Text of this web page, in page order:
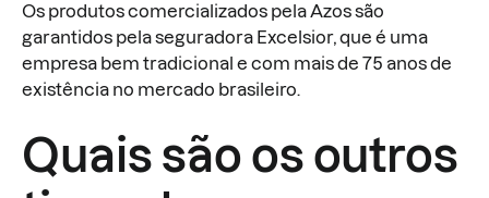
Os produtos comercializados pela Azos são
garantidos pela seguradora Excelsior, que é uma
empresa bem tradicional e com mais de 75 anos de
existência no mercado brasileiro.
Quais são os outros